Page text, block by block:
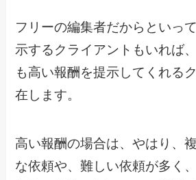
フリーの編集者だからといっ
示するクライアントもいれば
も高い報酬を提示してくれる
在します。
高い報酬の場合は、やはり、
な依頼や、難しい依頼が多く